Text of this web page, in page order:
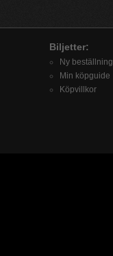
Biljetter:
Ny beställning
Min köpguide
Köpvillkor